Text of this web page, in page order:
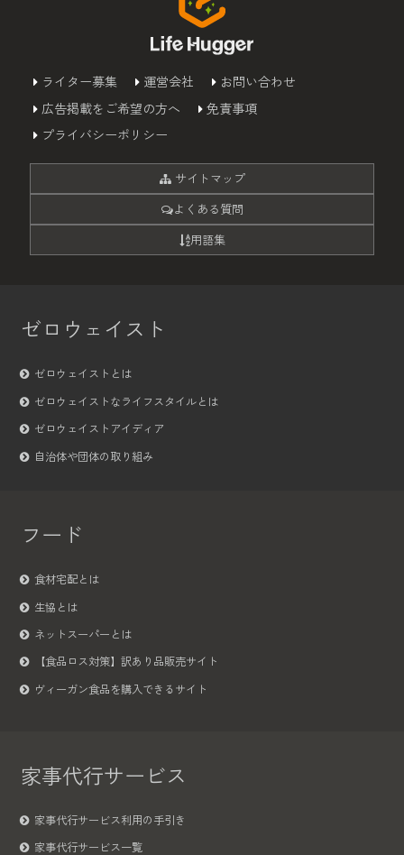
ライター募集 運営会社
お問い合わせ
広告掲載をご希望の方へ
免責事項
プライバシーポリシー
サイトマップ
よくある質問
用語集
ゼロウェイスト
ゼロウェイストとは
ゼロウェイストなライフスタイルとは
ゼロウェイストアイディア
自治体や団体の取り組み
フード
食材宅配とは
生協とは
ネットスーパーとは
【食品ロス対策】訳あり品販売サイト
ヴィーガン食品を購入できるサイト
家事代行サービス
家事代行サービス利用の手引き
家事代行サービス一覧